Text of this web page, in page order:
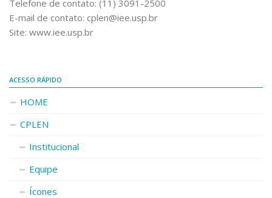
Acervo completo
Telefone de contato: (11) 3091-2500
E-mail de contato: cplen@iee.usp.br
Site: www.iee.usp.br
ACESSO RÁPIDO
HOME
CPLEN
Institucional
Equipe
Ícones